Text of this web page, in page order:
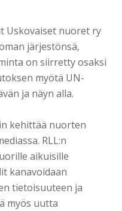
Uskovaiset nuoret ry
järjestönsä,
on siirretty osaksi
myötä UN-
ja näyn alla.
kehittää nuorten
RLL:n
aikuisille
kanavoidaan
tietoisuuteen ja
myös uutta